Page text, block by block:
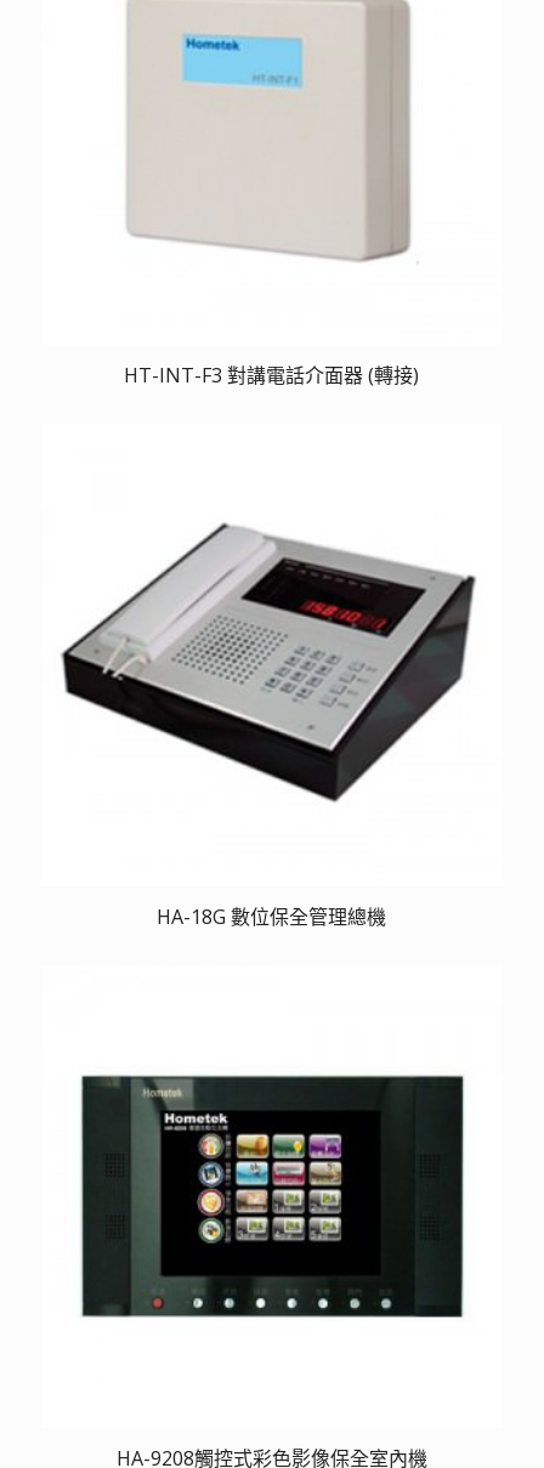
HT-INT-F3 對講電話介面器 (轉接)
HA-18G 數位保全管理總機
HA-9208觸控式彩色影像保全室內機